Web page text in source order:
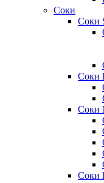
Соки
Соки
Соки
Соки
Соки